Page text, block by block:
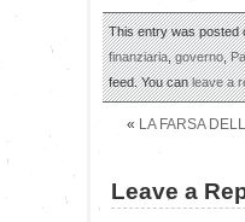
This entry was posted
finanziaria,governo,
feed. You canleave a
« LA FARSA
Leave a